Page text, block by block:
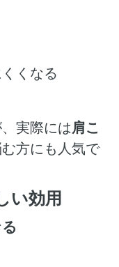
くなる
実際には肩こ
方にも人気で
い効用